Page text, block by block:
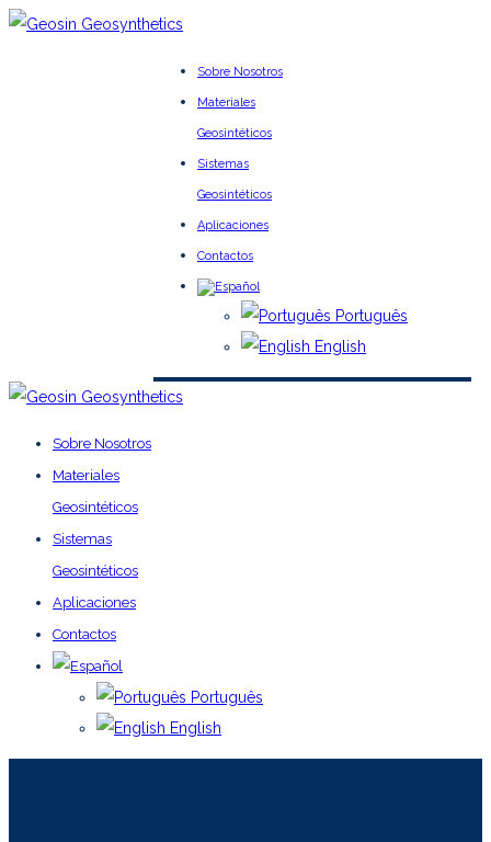
Sobre Nosotros
Materiales
Geosintéticos
Sistemas
Geosintéticos
Aplicaciones
Contactos
Português
English
Sobre Nosotros
Materiales
Geosintéticos
Sistemas
Geosintéticos
Aplicaciones
Contactos
Português
English